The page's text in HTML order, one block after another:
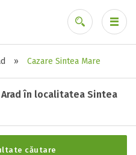
» Cazare Sintea Mare
în localitatea Sintea
căutare